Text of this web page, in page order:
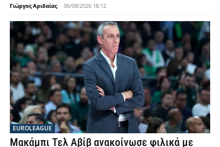
Γιώργος Αριδαίας - 06/08/2026 18:12
EUROLEAGUE
Μακάμπι Τελ Αβίβ ανακοίνωσε φιλικά με